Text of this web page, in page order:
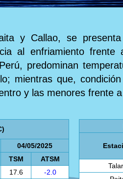
y Callao, se
al enfriamiento
predominan
mientras que,
y las menores frente
04/05/2025
TSM
ATSM
17.6
-2.0